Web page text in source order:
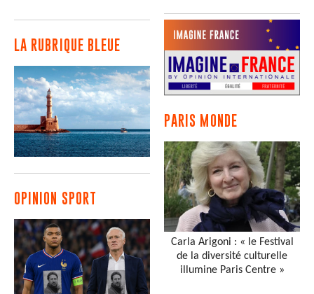
LA RUBRIQUE BLEUE
OPINION SPORT
PARIS MONDE
Carla Arigoni : « le Festival
de la diversité culturelle
illumine Paris Centre »